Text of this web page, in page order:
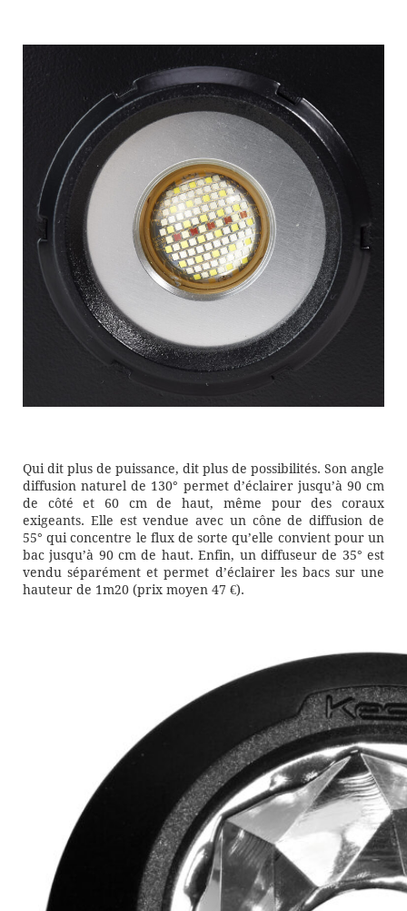
Qui dit plus de puissance, dit plus de possibilités. Son angle
diffusion naturel de 130° permet d’éclairer jusqu’à 90 cm
de côté et 60 cm de haut, même pour des coraux
exigeants. Elle est vendue avec un cône de diffusion de
55° qui concentre le flux de sorte qu’elle convient pour un
bac jusqu’à 90 cm de haut. Enfin, un diffuseur de 35° est
vendu séparément et permet d’éclairer les bacs sur une
hauteur de 1m20 (prix moyen 47 €).